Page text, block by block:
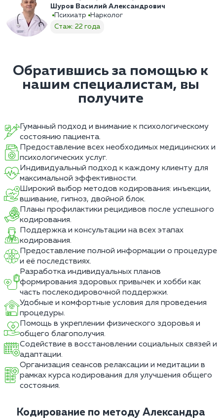
Шуров Василий Александрович
Психиатр
Нарколог
Стаж: 22 года
Обратившись за помощью к
нашим специалистам, вы
получите
Гуманный подход и внимание к психологическому
состоянию пациента.
Предоставление всех необходимых медицинских и
психологических услуг.
Индивидуальный подход к каждому клиенту для
максимальной эффективности.
Широкий выбор методов кодирования: инъекции,
вшивание, гипноз, двойной блок.
Планы профилактики рецидивов после успешного
кодирования.
Поддержка и консультации на всех этапах
кодирования.
Предоставление полной информации о процедуре
и её последствиях.
Разработка индивидуальных планов
формирования здоровых привычек и хобби как
часть послекодировочной поддержки.
Удобные и комфортные условия для проведения
процедуры.
Помощь в укреплении физического здоровья и
общего благополучия.
Содействие в восстановлении социальных связей и
адаптации.
Организация сеансов релаксации и медитации в
рамках курса кодирования для улучшения общего
состояния.
Кодирование по методу Александра